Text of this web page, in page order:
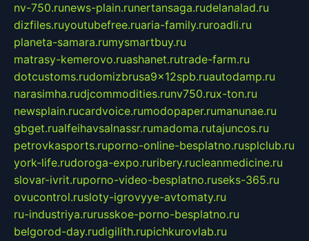
nv-750.runews-plain.runertansaga.rudelanalad.ru
dizfiles.ruyoutubefree.ruaria-family.ruroadli.ru
planeta-samara.rumysmartbuy.ru
matrasy-kemerovo.ruashanet.rutrade-farm.ru
dotcustoms.rudomizbrusa9x12spb.ruautodamp.ru
narasimha.rudjcommodities.runv750.rux-ton.ru
newsplain.rucardvoice.rumodopaper.rumanunae.ru
gbget.rualfeihavsalnassr.rumadoma.rutajuncos.ru
petrovkasports.ruporno-online-besplatno.rusplclub.ru
york-life.rudoroga-expo.ruribery.rucleanmedicine.ru
slovar-ivrit.ruporno-video-besplatno.ruseks-365.ru
ovucontrol.rusloty-igrovyye-avtomaty.ru
ru-industriya.rurusskoe-porno-besplatno.ru
belgorod-day.rudigilith.rupichkurovlab.ru